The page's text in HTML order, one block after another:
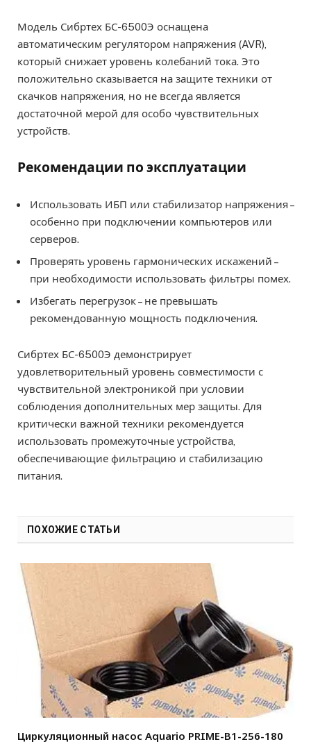
Модель Сибртех БС-6500Э оснащена
автоматическим регулятором напряжения (AVR),
который снижает уровень колебаний тока. Это
положительно сказывается на защите техники от
скачков напряжения, но не всегда является
достаточной мерой для особо чувствительных
устройств.
Рекомендации по эксплуатации
Использовать ИБП или стабилизатор напряжения –
особенно при подключении компьютеров или
серверов.
Проверять уровень гармонических искажений –
при необходимости использовать фильтры помех.
Избегать перегрузок – не превышать
рекомендованную мощность подключения.
Сибртех БС-6500Э демонстрирует
удовлетворительный уровень совместимости с
чувствительной электроникой при условии
соблюдения дополнительных мер защиты. Для
критически важной техники рекомендуется
использовать промежуточные устройства,
обеспечивающие фильтрацию и стабилизацию
питания.
ПОХОЖИЕ СТАТЬИ
Циркуляционный насос Aquario PRIME-B1-256-180